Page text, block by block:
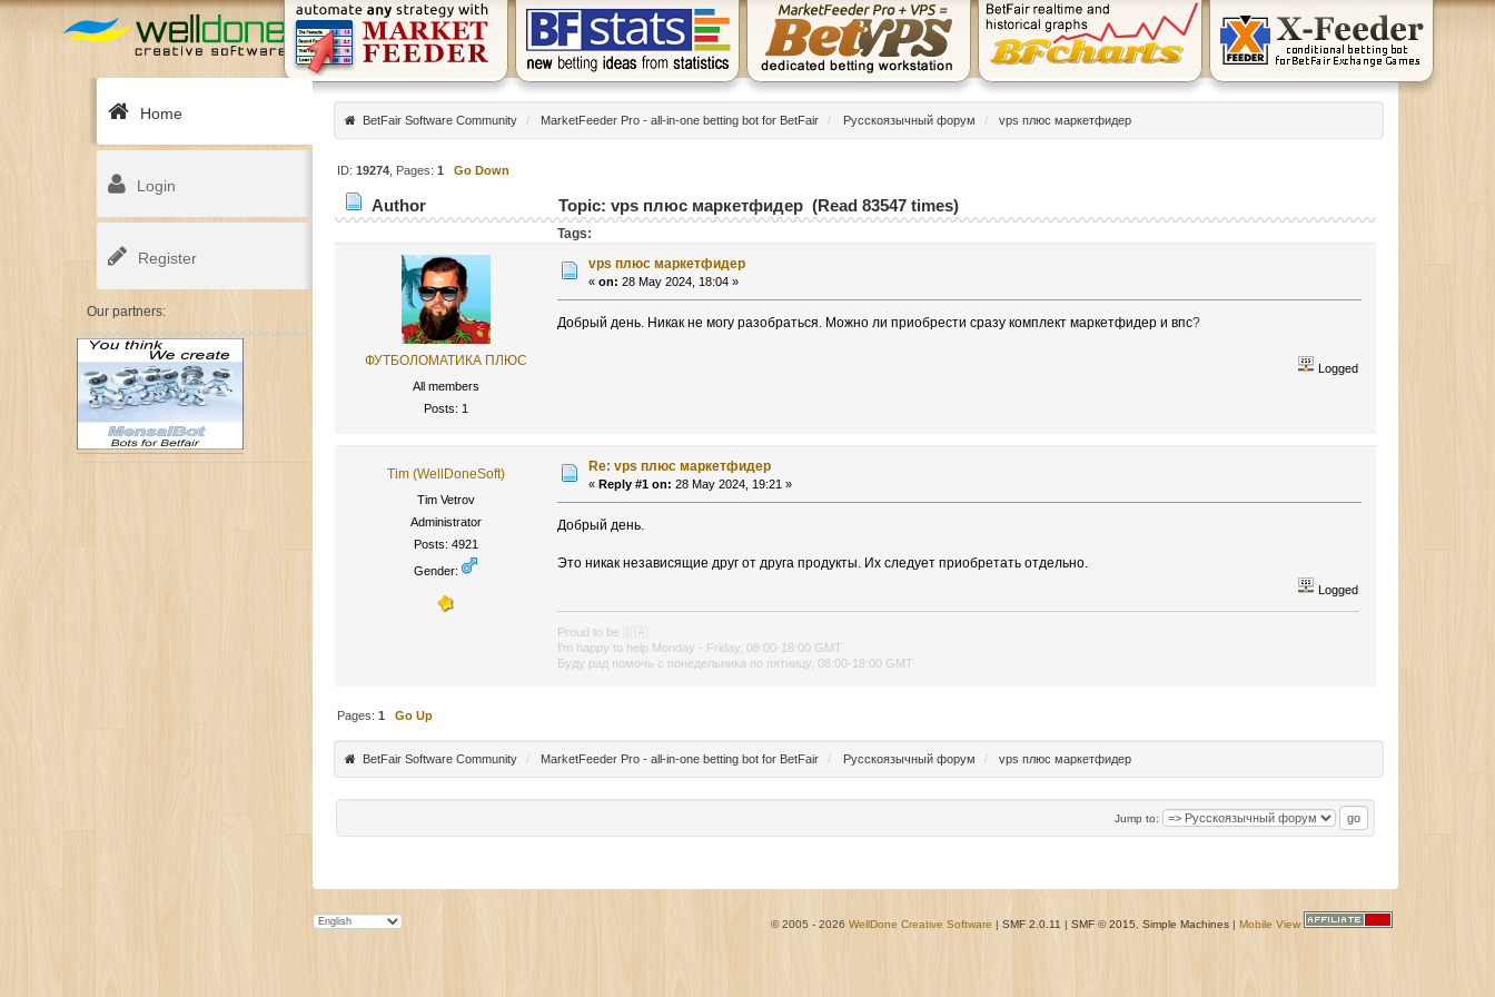
Home
Login
Register
Our partners:
BetFair Software Community / MarketFeeder Pro - all-in-one betting bot for BetFair / Русскоязычный форум / vps плюс маркетфидер
ID:19274, Pages:1 Go Down
Author Topic: vps плюс маркетфидер (Read 83547 times)
Tags:
ФУТБОЛОМАТИКА ПЛЮС
All members
Posts: 1
vps плюс маркетфидер
«on: 28 May 2024, 18:04 »
Добрый день. Никак не могу разобраться. Можно ли приобрести сразу комплект маркетфидер и впс?
Logged
Tim (WellDoneSoft)
Tim Vetrov
Administrator
Posts: 4921
Gender:
Re: vps плюс маркетфидер
«Reply #1 on: 28 May 2024, 19:21 »
Добрый день.
Это никак независящие друг от друга продукты. Их следует приобретать отдельно.
Logged
Proud to be
🇺🇦
I'm happy to help Monday - Friday, 08:00-18:00 GMT
Буду рад помочь с понедельника по пятницу, 08:00-18:00 GMT
Pages:1 Go Up
BetFair Software Community / MarketFeeder Pro - all-in-one betting bot for BetFair / Русскоязычный форум / vps плюс маркетфидер
Jump to:
© 2005 - 2026 WellDone Creative Software | SMF 2.0.11 | SMF © 2015 Simple Machines| Mobile View